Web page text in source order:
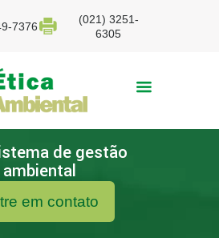
7376
(021) 3251-
6305
em contato
de gestão
ambiental